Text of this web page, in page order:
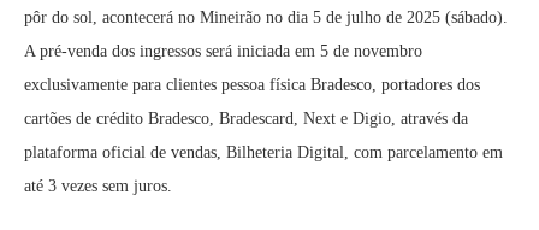
pôr do sol, acontecerá no Mineirão no dia 5 de julho de 2025 (sábado).
A pré-venda dos ingressos será iniciada em 5 de novembro
exclusivamente para clientes pessoa física Bradesco, portadores dos
cartões de crédito Bradesco, Bradescard, Next e Digio, através da
plataforma oficial de vendas, Bilheteria Digital, com parcelamento em
até 3 vezes sem juros.